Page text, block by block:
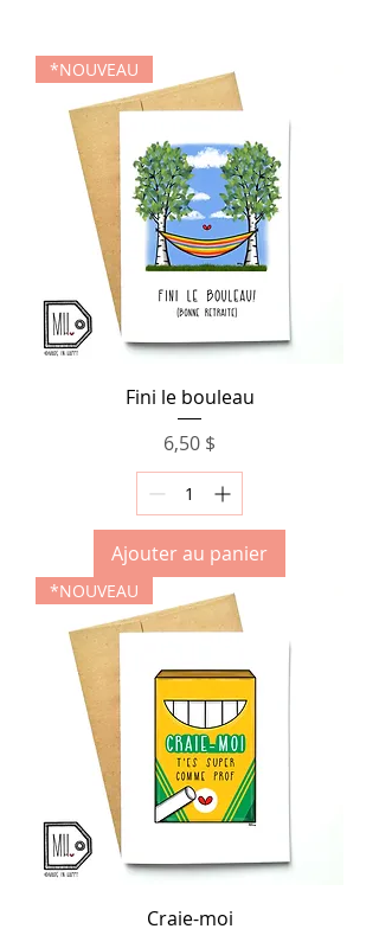
*NOUVEAU
Fini le bouleau
Prix
6,50 $
Ajouter au panier
*NOUVEAU
Craie-moi